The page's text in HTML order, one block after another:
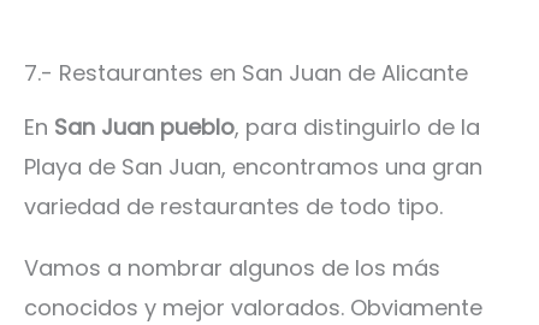
7.- Restaurantes en San Juan de Alicante
En San Juan pueblo, para distinguirlo de la
Playa de San Juan, encontramos una gran
variedad de restaurantes de todo tipo.
Vamos a nombrar algunos de los más
conocidos y mejor valorados. Obviamente